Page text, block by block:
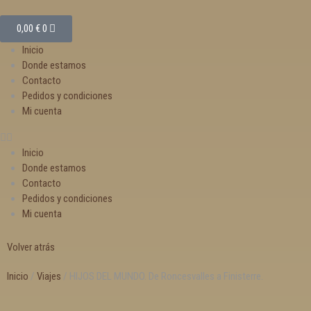
0,00 €0
Inicio
Donde estamos
Contacto
Pedidos y condiciones
Mi cuenta
Inicio
Donde estamos
Contacto
Pedidos y condiciones
Mi cuenta
Volver atrás
Inicio / Viajes / HIJOS DEL MUNDO. De Roncesvalles a Finisterre.